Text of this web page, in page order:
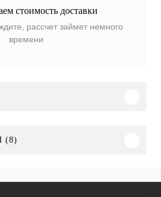
стоимость доставки
рассчет займет немного
времени
(8)